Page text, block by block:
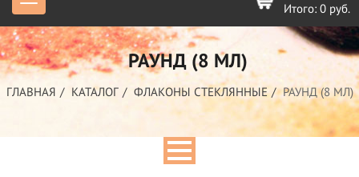
Итого: 0 руб.
РАУНД (8 МЛ)
ГЛАВНАЯ КАТАЛОГ ФЛАКОНЫ СТЕКЛЯННЫЕ РАУНД (8 МЛ)